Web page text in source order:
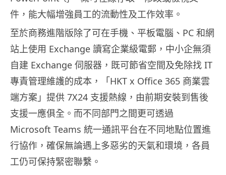
件，能大幅增強員工的流動性及工作效率。
至於商務進階版除了可在手機、平板電腦、PC 和網
站上使用 Exchange 讀寫企業級電郵，中小企無須
自建 Exchange 伺服器，既可節省空間及免除找 IT
專責管理維護的成本，「HKT x Office 365 商業雲
端方案」提供 7X24 支援熱線，由前期安裝到售後
支援一應俱全。而不同部門之間更可透過
Microsoft Teams 統一通訊平台在不同地點位置進
行協作，確保無論遇上多惡劣的天氣和環境，各員
工仍可保持緊密聯繫。